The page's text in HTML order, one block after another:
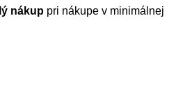
nákup pri nákupe v minimálnej